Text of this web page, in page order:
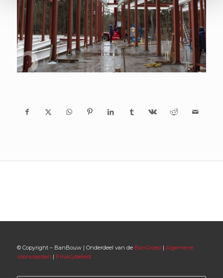
© Copyright – BanBouw | Onderdeel van de BanGroep| Algemene
voorwaarden | Privacybeleid